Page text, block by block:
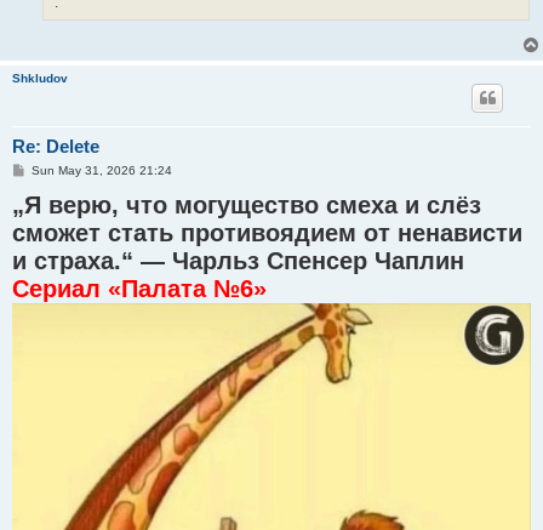
Shkludov
Re: Delete
P
s
t
Sun May 31, 2026 21:24
„Я верю, что могущество смеха и слёз
сможет стать противоядием от ненависти
и страха.“ — Чарльз Спенсер Чаплин
Сериал «Палата №6»